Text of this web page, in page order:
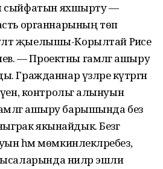
яхшырту —
органнарының төп
җыелышы-Корылтай Рәисе
— Проектны гамәлгә ашыру
Гражданнар үзләре күтәргән
контрольгә алынуын
ашыру барышында без
якынайдык. Безгә
һәм мөмкинлекләребез,
ниләр эшли